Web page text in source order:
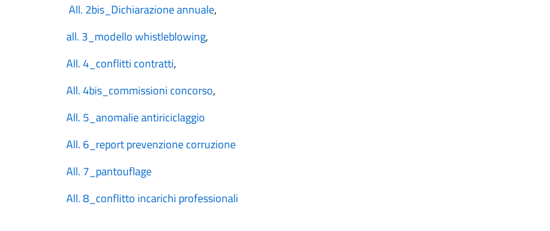
All. 2bis_Dichiarazione annuale,
all. 3_modello whistleblowing,
All. 4_conflitti contratti,
All. 4bis_commissioni concorso,
All. 5_anomalie antiriciclaggio
All. 6_report prevenzione corruzione
All. 7_pantouflage
All. 8_conflitto incarichi professionali